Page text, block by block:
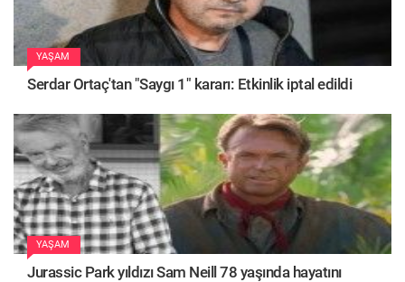
YAŞAM
Serdar Ortaç'tan "Saygı 1" kararı: Etkinlik iptal edildi
YAŞAM
Jurassic Park yıldızı Sam Neill 78 yaşında hayatını